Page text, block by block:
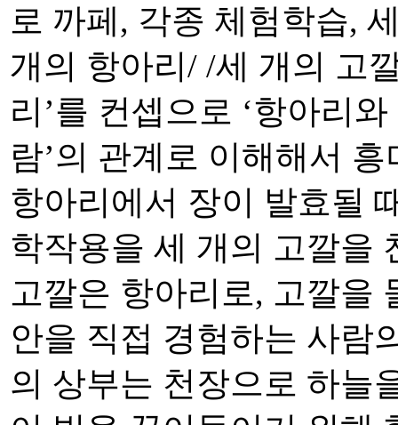
로 까페, 각종 체험학습,
개의 항아리/ /세 개의 고
리’를 컨셉으로 ‘항아리
람’의 관계로 이해해서
항아리에서 장이 발효될
학작용을 세 개의 고깔을
고깔은 항아리로, 고깔을
안을 직접 경험하는 사람
의 상부는 천장으로 하늘